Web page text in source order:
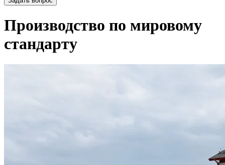
Производство по мировому
стандарту